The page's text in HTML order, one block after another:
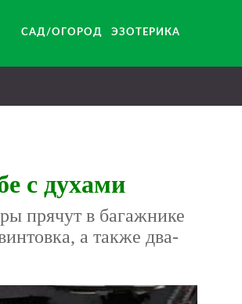
САД/ОГОРОД ЭЗОТЕРИКА
с духами
прячут в багажнике
а также два-